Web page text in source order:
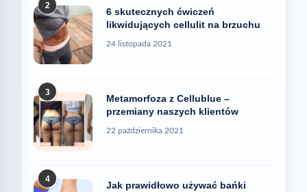
2
6 skutecznych ćwiczeń
likwidujących cellulit na brzuchu
24 listopada 2021
3
Metamorfoza z Cellublue –
przemiany naszych klientów
22 października 2021
4
Jak prawidłowo używać bańki